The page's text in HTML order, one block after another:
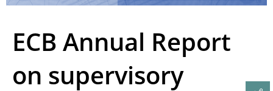
ECB Annual Report
on supervisory